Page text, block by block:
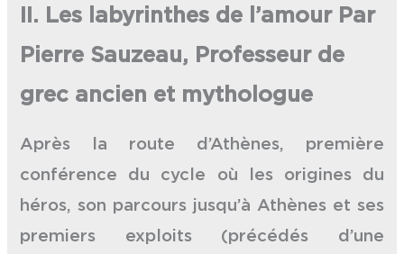
II. Les labyrinthes de l’amour Par
Pierre Sauzeau, Professeur de
grec ancien et mythologue
Après la route d’Athènes, première
conférence du cycle où les origines du
héros, son parcours jusqu’à Athènes et ses
premiers exploits (précédés d’une